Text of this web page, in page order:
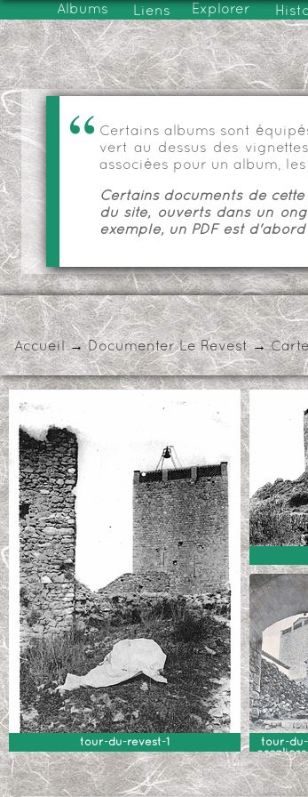
Albums Liens Explorer
Certains albums sont
vert au dessus des
associées pour un album,
Certains documents de
du site, ouverts dans un
exemple, un PDF est
Accueil→ Documenter Le Revest→
tour-du-revest-1
tour-